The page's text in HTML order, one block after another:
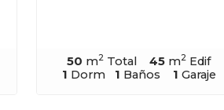
50 m2 Total 45 m2 Edif
1 Dorm 1 Baños 1 Garaje